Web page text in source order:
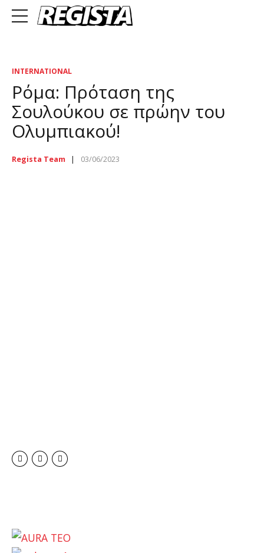
INTERNATIONAL
Ρόμα: Πρόταση της
Σουλούκου σε πρώην του
Ολυμπιακού!
Regista Team 03/06/2023